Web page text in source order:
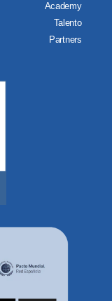
Academy
Talento
Partners